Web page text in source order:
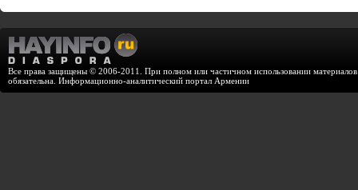
Все права защищены © 2006-2011. При полном или частичном использовании
обязательна. Информационно-аналитический портал Армении